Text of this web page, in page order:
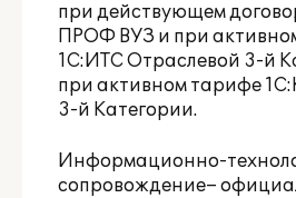
при действующем
ПРОФ ВУЗ и при
1С:ИТС Отраслевой 3-й
при активном тарифе
3-й Категории.
Информационно-
сопровождение–